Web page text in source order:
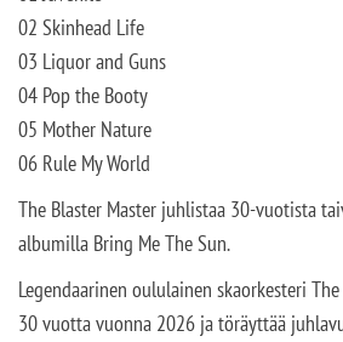
02 Skinhead Life
03 Liquor and Guns
04 Pop the Booty
05 Mother Nature
06 Rule My World
The Blaster Master juhlistaa 30-vuotista
albumilla Bring Me The Sun.
Legendaarinen oululainen skaorkesteri
30 vuotta vuonna 2026 ja töräyttää